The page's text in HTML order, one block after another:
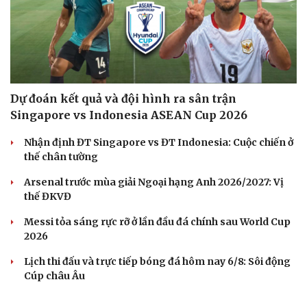
Dự đoán kết quả và đội hình ra sân trận
Singapore vs Indonesia ASEAN Cup 2026
Nhận định ĐT Singapore vs ĐT Indonesia: Cuộc chiến ở
thế chân tường
Arsenal trước mùa giải Ngoại hạng Anh 2026/2027: Vị
thế ĐKVĐ
Messi tỏa sáng rực rỡ ở lần đầu đá chính sau World Cup
2026
Lịch thi đấu và trực tiếp bóng đá hôm nay 6/8: Sôi động
Cúp châu Âu